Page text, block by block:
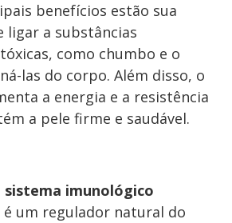
benefícios estão sua
ligar a substâncias
como chumbo e o
las do corpo. Além disso, o
a energia e a resistência
a pele firme e saudável.
sistema imunológico
é um regulador natural do